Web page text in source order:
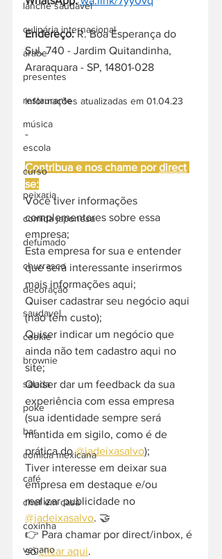
lanche saudável
culinária internacional
árabe
presentes
restaurante
música
escola
curso
peixaria
comida japonesa
defumado
churrasco
decoração
saudavel
cookie
brownie
salada
poke
bar
comida mexicana
café
chef em casa
coxinha
vegano
Endereço: R. Boa Esperança do
Sul, 740 - Jardim Quitandinha,
Araraquara - SP, 14801-028
Informações atualizadas em 01.04.23
-
Contribua e nos chame por direct
se:
Você tiver informações
complementares sobre essa
empresa;
Esta empresa for sua e entender
que será interessante inserirmos
mais informações aqui;
Quiser cadastrar seu negócio aqui
(não tem custo);
Quiser indicar um negócio que
ainda não tem cadastro aqui no
site;
Quiser dar um feedback da sua
experiência com essa empresa
(sua identidade sempre será
mantida em sigilo, como é de
prática do @jadeixasalvo);
Tiver interesse em deixar sua
empresa em destaque e/ou
realizar publicidade no
@jadeixasalvo. 🤝
👉 Para chamar por direct/inbox, é
só clicar aqui.